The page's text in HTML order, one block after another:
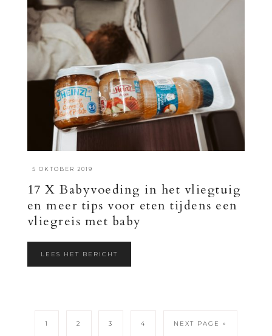
5 OKTOBER 2019
17 X Babyvoeding in het vliegtuig
en meer tips voor eten tijdens een
vliegreis met baby
LEES HET BERICHT
1 2 3 4 NEXT PAGE »